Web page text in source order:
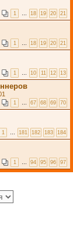
1 … 18 19 20 21
1 … 18 19 20 21
1 … 10 11 12 13
1 … 67 68 69 70
1 … 181 182 183 184
1 … 94 95 96 97